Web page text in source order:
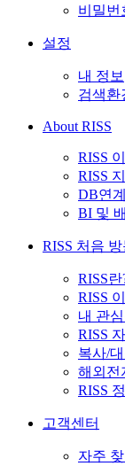
비밀번
설정
내 정보
검색환
About RISS
RISS
RISS
DB연
BI 및
RISS 처음
RISS란
RISS
내 관
RISS
복사/
해외전
RISS
고객센터
자주